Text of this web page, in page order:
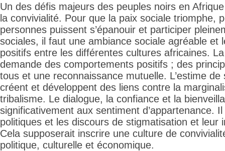
Un des défis majeurs des peuples noirs en
la convivialité. Pour que la paix sociale triomphe,
personnes puissent s’épanouir et participer
sociales, il faut une ambiance sociale agréable et
positifs entre les différentes cultures africaines.
demande des comportements positifs ; des
tous et une reconnaissance mutuelle. L’estime
créent et développent des liens contre la
tribalisme. Le dialogue, la confiance et la
significativement aux sentiment d’appartenance.
politiques et les discours de stigmatisation et leur
Cela supposerait inscrire une culture de
politique, culturelle et économique.